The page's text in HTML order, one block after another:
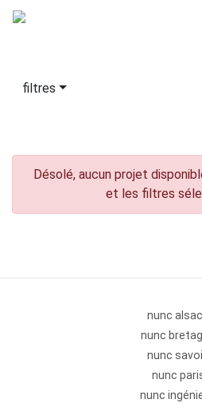
filtres
Désolé, aucun projet
et les filtres
nunc
nunc
nunc
nunc
nunc